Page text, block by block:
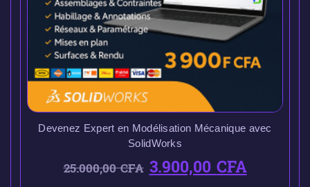
Devenez Expert en Modélisation Mécanique avec
SolidWorks
25.000,00CFA 3.900,00CFA